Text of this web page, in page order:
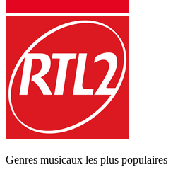
Genres musicaux les plus populaires